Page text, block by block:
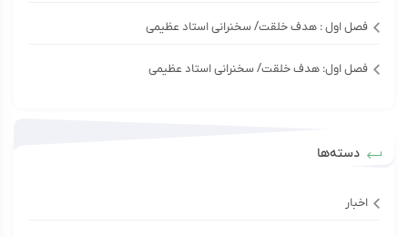
فصل اول : هدف خلقت/ سخنرانی استاد عظیمی
فصل اول: هدف خلقت/ سخنرانی استاد عظیمی
دسته‌ها
اخبار